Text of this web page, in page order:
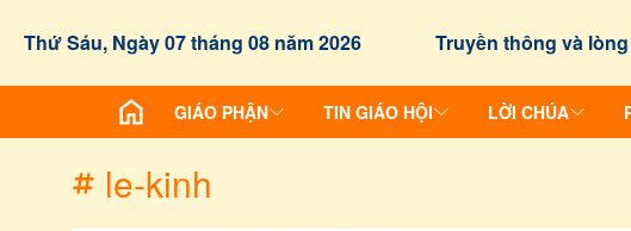
Thứ Sáu, Ngày 07 tháng 08 năm 2026 Truyền thông và
GIÁO PHẬN TIN GIÁO HỘI LỜI CHÚA
le-kinh